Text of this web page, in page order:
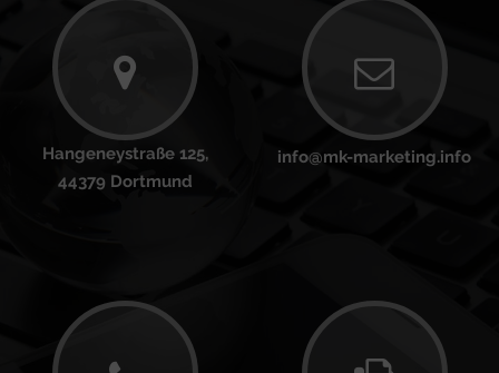
Hangeneystraße 125,
44379 Dortmund
info@mk-marketing.info